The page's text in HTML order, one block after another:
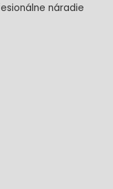
náradie